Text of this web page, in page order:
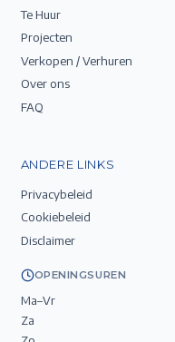
Te Huur
Projecten
Verkopen / Verhuren
Over ons
FAQ
ANDERE LINKS
Privacybeleid
Cookiebeleid
Disclaimer
OPENINGSUREN
Ma–Vr
Za